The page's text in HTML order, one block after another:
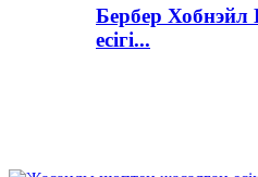
Бербер Хобнэйл
есігі...